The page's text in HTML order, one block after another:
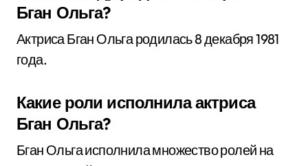
Бган Ольга?
Актриса Бган Ольга родилась 8 декабря 1981
года.
Какие роли исполнила актриса
Бган Ольга?
Бган Ольга исполнила множество ролей на